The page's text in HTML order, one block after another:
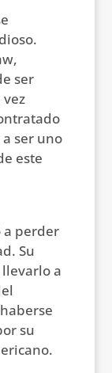
ser
ser uno
este
a perder
Su
a
su